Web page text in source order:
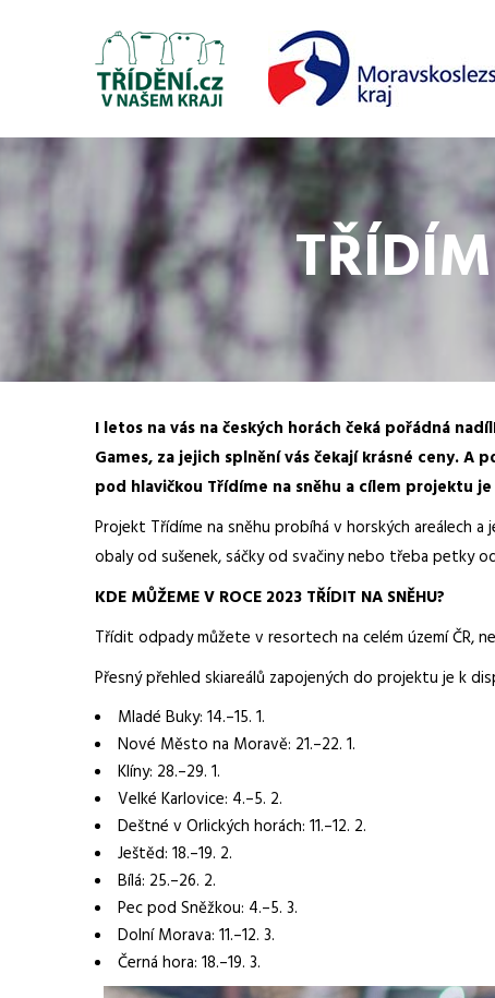
I letos na vás na českých horách čeká pořádná
Games, za jejich splnění vás čekají krásné ceny.
pod hlavičkou Třídíme na sněhu a cílem projektu
Projekt Třídíme na sněhu probíhá v horských areálech
obaly od sušenek, sáčky od svačiny nebo třeba petky
KDE MŮŽEME V ROCE 2023 TŘÍDIT NA SNĚHU?
Třídit odpady můžete v resortech na celém území ČR,
Přesný přehled skiareálů zapojených do projektu je k
Mladé Buky: 14.–15. 1.
Nové Město na Moravě: 21.–22. 1.
Klíny: 28.–29. 1.
Velké Karlovice: 4.–5. 2.
Deštné v Orlických horách: 11.–12. 2.
Ještěd: 18.–19. 2.
Bílá: 25.–26. 2.
Pec pod Sněžkou: 4.–5. 3.
Dolní Morava: 11.–12. 3.
Černá hora: 18.–19. 3.